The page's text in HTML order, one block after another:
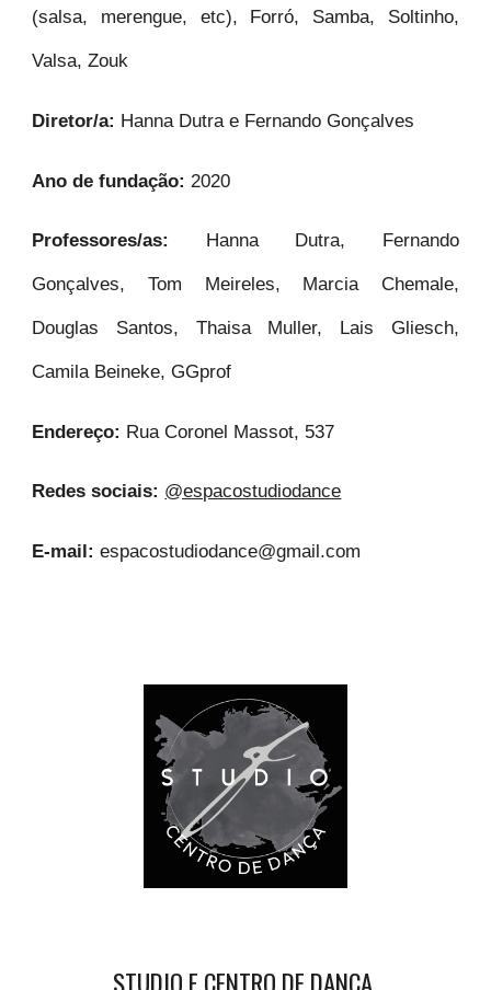
(salsa, merengue, etc), Forró, Samba, Soltinho,
Valsa, Zouk
Diretor/a: Hanna Dutra e Fernando Gonçalves
Ano de fundação: 2020
Professores/as:
Hanna Dutra, Fernando
Gonçalves, Tom Meireles, Marcia Chemale,
Douglas Santos, Thaisa Muller, Lais Gliesch,
Camila Beineke, GGprof
Endereço: Rua Coronel Massot, 537
Redes sociais: @espacostudiodance
E-mail:espacostudiodance@gmail.com
STUDIO F CENTRO DE DANÇA